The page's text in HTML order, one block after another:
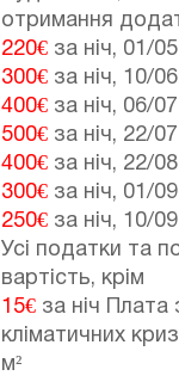
отримання
220€ за ніч, 01/05
300€ за ніч, 10/06
400€ за ніч, 06/07
500€ за ніч, 22/07
400€ за ніч, 22/08
300€ за ніч, 01/09
250€ за ніч, 10/09
Усі податки та
вартість, крім
15€ за ніч Плата
кліматичних
м²